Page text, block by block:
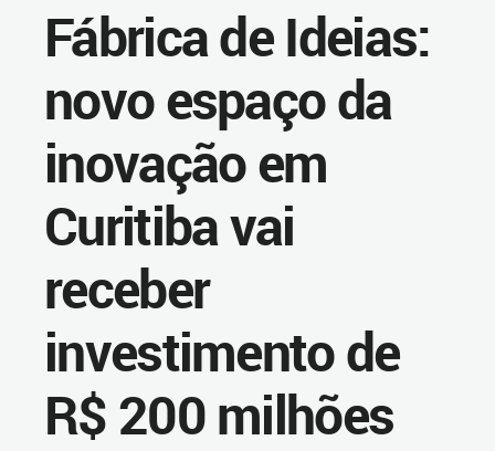
Fábrica de Ideias:
novo espaço da
inovação em
Curitiba vai
receber
investimento de
R$ 200 milhões